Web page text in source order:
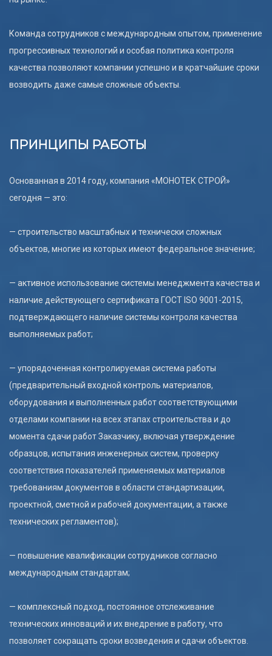
Команда сотрудников с международным опытом, применение
прогрессивных технологий и особая политика контроля
качества позволяют компании успешно и в кратчайшие сроки
возводить даже самые сложные объекты.
ПРИНЦИПЫ РАБОТЫ
Основанная в 2014 году, компания «МОНОТЕК СТРОЙ»
сегодня — это:
— строительство масштабных и технически сложных
объектов, многие из которых имеют федеральное значение;
— активное использование системы менеджмента качества и
наличие действующего сертификата ГОСТ ISO 9001-2015,
подтверждающего наличие системы контроля качества
выполняемых работ;
— упорядоченная контролируемая система работы
(предварительный входной контроль материалов,
оборудования и выполненных работ соответствующими
отделами компании на всех этапах строительства и до
момента сдачи работ Заказчику, включая утверждение
образцов, испытания инженерных систем, проверку
соответствия показателей применяемых материалов
требованиям документов в области стандартизации,
проектной, сметной и рабочей документации, а также
технических регламентов);
— повышение квалификации сотрудников согласно
международным стандартам;
— комплексный подход, постоянное отслеживание
технических инноваций и их внедрение в работу, что
позволяет сокращать сроки возведения и сдачи объектов.